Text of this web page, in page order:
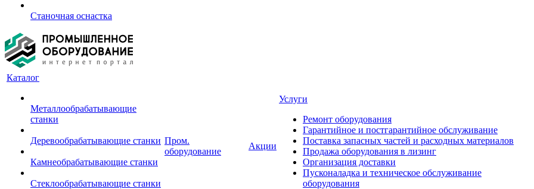
Станочная оснастка
Каталог
Металлообрабатывающие
станки
Деревообрабатывающие станки
Камнеобрабатывающие станки
Стеклообрабатывающие станки
Пром.
оборудование
Акции
Услуги
Ремонт оборудования
Гарантийное и постгарантийное обслуживание
Поставка запасных частей и расходных материалов
Продажа оборудования в лизинг
Организация доставки
Пусконаладка и техническое обслуживание
оборудования